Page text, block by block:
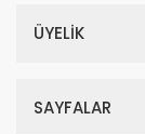
ÜYELİK
SAYFALAR